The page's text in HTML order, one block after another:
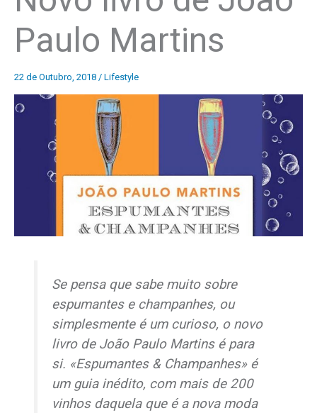
Paulo Martins
22 de Outubro, 2018 / Lifestyle
Se pensa que sabe muito sobre
espumantes e champanhes, ou
simplesmente é um curioso, o novo
livro de João Paulo Martins é para
si. «Espumantes & Champanhes» é
um guia inédito, com mais de 200
vinhos daquela que é a nova moda